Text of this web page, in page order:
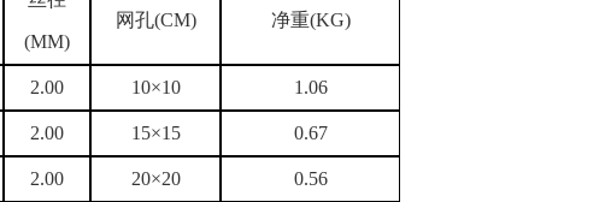
(MM)
网孔(CM) 净重(KG)
2.00 10×10 1.06
2.00 15×15 0.67
2.00 20×20 0.56